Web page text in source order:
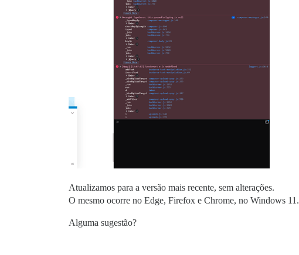
Atualizamos para a versão mais recente, sem alterações.
O mesmo ocorre no Edge, Firefox e Chrome, no Windows 11.
Alguma sugestão?